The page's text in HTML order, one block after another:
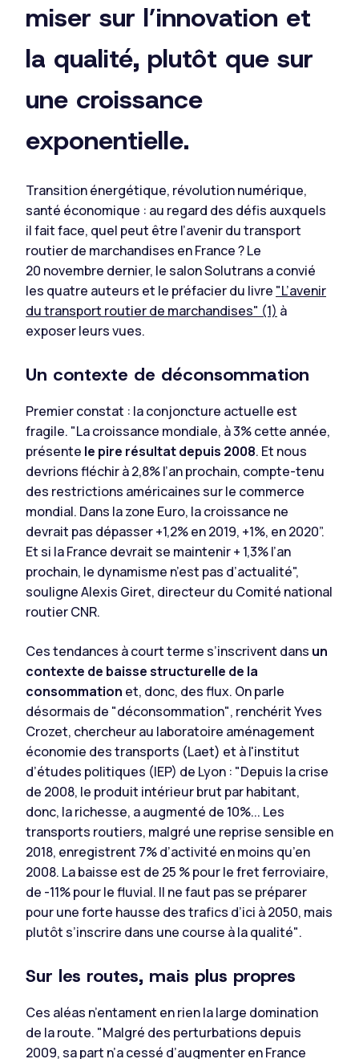
miser sur l’innovation et
la qualité, plutôt que sur
une croissance
exponentielle.
Transition énergétique, révolution numérique,
santé économique : au regard des défis auxquels
il fait face, quel peut être l’avenir du transport
routier de marchandises en France ? Le
20 novembre dernier, le salon Solutrans a convié
les quatre auteurs et le préfacier du livre "L’avenir
du transport routier de marchandises" (1) à
exposer leurs vues.
Un contexte de déconsommation
Premier constat : la conjoncture actuelle est
fragile. "La croissance mondiale, à 3% cette année,
présente le pire résultat depuis 2008. Et nous
devrions fléchir à 2,8% l’an prochain, compte-tenu
des restrictions américaines sur le commerce
mondial. Dans la zone Euro, la croissance ne
devrait pas dépasser +1,2% en 2019, +1%, en 2020”.
Et si la France devrait se maintenir + 1,3% l’an
prochain, le dynamisme n’est pas d’actualité",
souligne Alexis Giret, directeur du Comité national
routier CNR.
Ces tendances à court terme s’inscrivent dans un
contexte de baisse structurelle de la
consommation et, donc, des flux. On parle
désormais de "déconsommation", renchérit Yves
Crozet, chercheur au laboratoire aménagement
économie des transports (Laet) et à l'institut
d’études politiques (IEP) de Lyon : "Depuis la crise
de 2008, le produit intérieur brut par habitant,
donc, la richesse, a augmenté de 10%... Les
transports routiers, malgré une reprise sensible en
2018, enregistrent 7% d’activité en moins qu’en
2008. La baisse est de 25 % pour le fret ferroviaire,
de -11% pour le fluvial. Il ne faut pas se préparer
pour une forte hausse des trafics d’ici à 2050, mais
plutôt s’inscrire dans une course à la qualité".
Sur les routes, mais plus propres
Ces aléas n’entament en rien la large domination
de la route. "Malgré des perturbations depuis
2009, sa part n’a cessé d’augmenter en France